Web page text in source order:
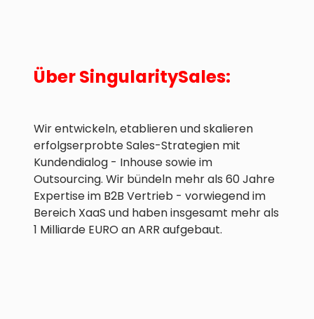
Über SingularitySales:
Wir entwickeln, etablieren und skalieren
erfolgserprobte Sales-Strategien mit
Kundendialog - Inhouse sowie im
Outsourcing. Wir bündeln mehr als 60 Jahre
Expertise im B2B Vertrieb - vorwiegend im
Bereich XaaS und haben insgesamt mehr als
1 Milliarde EURO an ARR aufgebaut.